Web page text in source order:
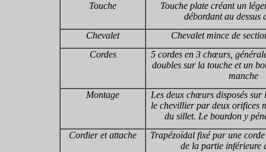
Touche
Touche plate créant un
débordant au dessus
Chevalet
Chevalet mince de
Cordes
5 cordes en 3 chœurs,
doubles sur la touche et un
manche
Montage
Les deux chœurs disposés sur
le chevillier par deux orifices
du sillet. Le bourdon y
Cordier et attache
Trapézoïdal fixé par une
de la partie inférieure